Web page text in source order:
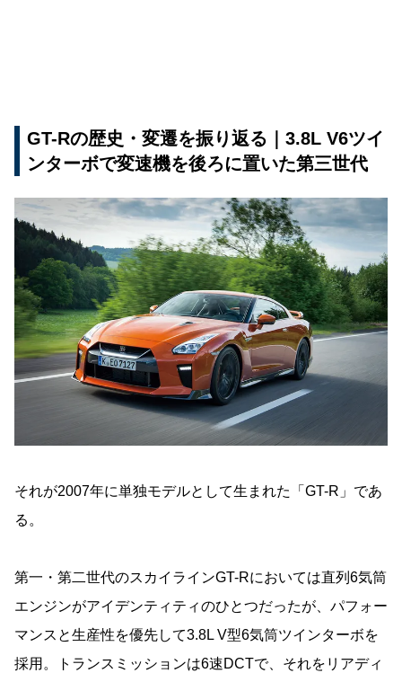
GT-Rの歴史・変遷を振り返る｜3.8L V6ツイ
ンターボで変速機を後ろに置いた第三世代
それが2007年に単独モデルとして生まれた「GT-R」であ
る。
第一・第二世代のスカイラインGT-Rにおいては直列6気筒
エンジンがアイデンティティのひとつだったが、パフォー
マンスと生産性を優先して3.8L V型6気筒ツインターボを
採用。トランスミッションは6速DCTで、それをリアディ